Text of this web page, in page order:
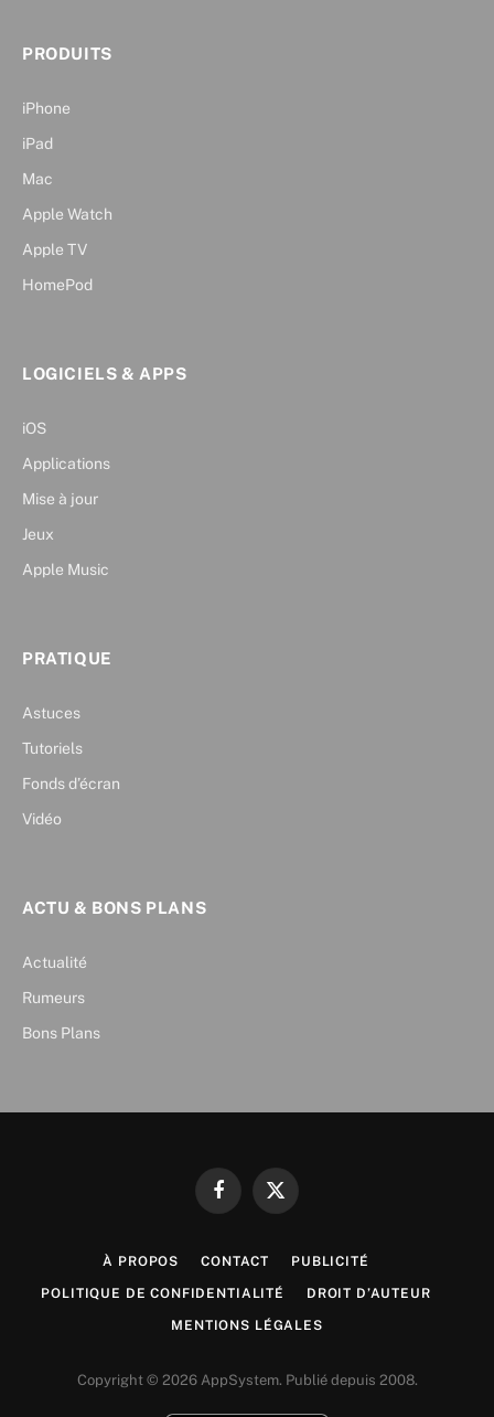
PRODUITS
iPhone
iPad
Mac
Apple Watch
Apple TV
HomePod
LOGICIELS & APPS
iOS
Applications
Mise à jour
Jeux
Apple Music
PRATIQUE
Astuces
Tutoriels
Fonds d’écran
Vidéo
ACTU & BONS PLANS
Actualité
Rumeurs
Bons Plans
FacebookX
À PROPOS CONTACT PUBLICITÉ
POLITIQUE DE CONFIDENTIALITÉ DROIT D’AUTEUR
MENTIONS LÉGALES
Copyright © 2026 AppSystem. Publié depuis 2008.